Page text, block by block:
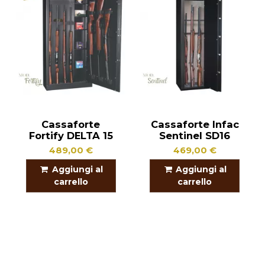
Cassaforte
Fortify DELTA 15
489,00 €
Aggiungi al
carrello
Cassaforte Infac
Sentinel SD16
469,00 €
Aggiungi al
carrello